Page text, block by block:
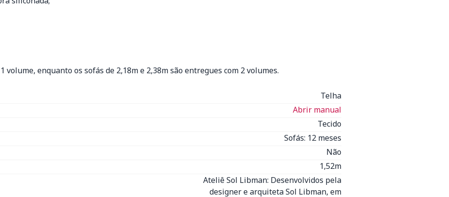
volume, enquanto os sofás de 2,18m e 2,38m são entregues com 2 volumes.
Telha
Abrir manual
Tecido
Sofás: 12 meses
Não
1,52m
Ateliê Sol Libman: Desenvolvidos pela
designer e arquiteta Sol Libman, em